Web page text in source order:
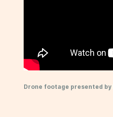
Drone footage presented by